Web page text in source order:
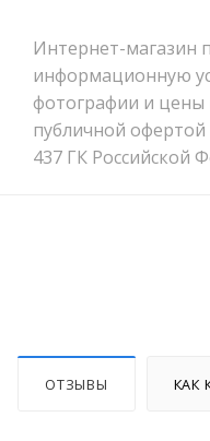
Интернет-магазин
информационную
фотографии и цены
публичной офертой
437 ГК Российской
ОТЗЫВЫ КАК